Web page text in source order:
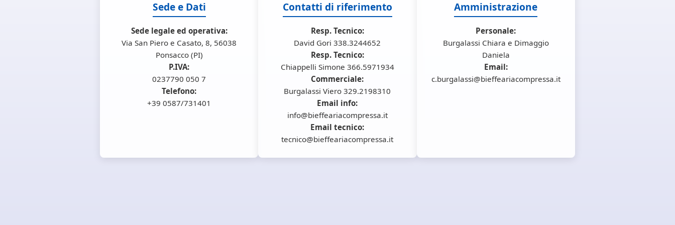
Sede e Dati
Sede legale ed operativa:
Via San Piero e Casato, 8, 56038
Ponsacco (PI)
P.IVA:
0237790 050 7
Telefono:
+39 0587/731401
Contatti di riferimento
Resp. Tecnico:
David Gori 338.3244652
Resp. Tecnico:
Chiappelli Simone 366.5971934
Commerciale:
Burgalassi Viero 329.2198310
Email info:
info@bieffeariacompressa.it
Email tecnico:
tecnico@bieffeariacompressa.it
Amministrazione
Personale:
Burgalassi Chiara e Dimaggio
Daniela
Email:
c.burgalassi@bieffeariacompressa.it